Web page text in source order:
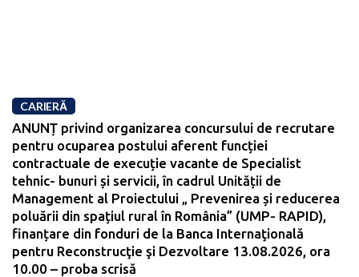
CARIERĂ
ANUNȚ privind organizarea concursului de recrutare
pentru ocuparea postului aferent funcției
contractuale de execuție vacante de Specialist
tehnic- bunuri și servicii, în cadrul Unității de
Management al Proiectului „ Prevenirea și reducerea
poluării din spațiul rural în România” (UMP- RAPID),
finanțare din fonduri de la Banca Internaţională
pentru Reconstrucţie şi Dezvoltare 13.08.2026, ora
10.00 – proba scrisă